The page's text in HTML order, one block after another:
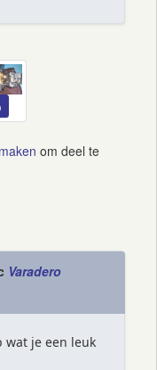
om deel te
Varadero
wat je een leuk